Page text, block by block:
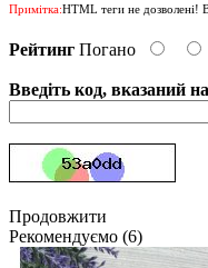
Примітка:HTML теги не дозволені!
Рейтинг Погано
Введіть код, вказаний
Продовжити
Рекомендуємо (6)